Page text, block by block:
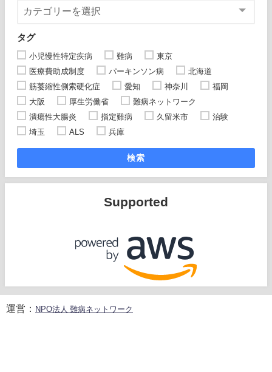
タグ
小児慢性特定疾病 難病
東京
医療費助成制度
パーキンソン病
北海道
筋萎縮性側索硬化症
愛知 神奈川
福岡
大阪
厚生労働省
難病ネットワーク
潰瘍性大腸炎
指定難病 久留米市
治験
埼玉
ALS 兵庫
検索
Supported
運営： NPO法人 難病ネットワーク